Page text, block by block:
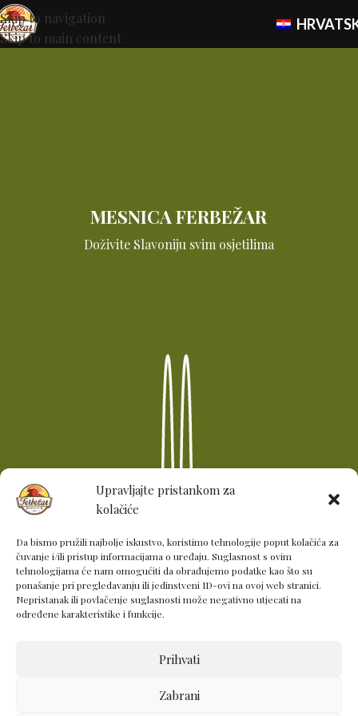
Upravljajte pristankom za
kolačiće
Da bismo pružili najbolje iskustvo, koristimo tehnologije poput kolačića za
čuvanje i/ili pristup informacijama o uređaju. Suglasnost s ovim
tehnologijama će nam omogućiti da obrađujemo podatke kao što su
ponašanje pri pregledavanju ili jedinstveni ID-ovi na ovoj web stranici.
Nepristanak ili povlačenje suglasnosti može negativno utjecati na
određene karakteristike i funkcije.
Prihvati
Zabrani
Skip to navigation
Skip to main content
MESNICA FERBEŽAR
Doživite Slavoniju svim osjetilima
KUŠAONA FERBEŽAR